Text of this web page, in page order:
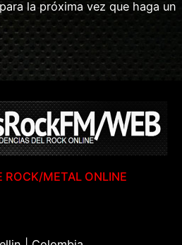
la próxima vez que haga un
ROCK/METAL ONLINE